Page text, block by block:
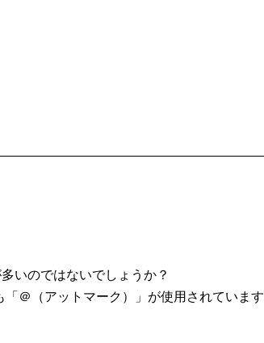
いのではないでしょうか？
＠（アットマーク）」が使用されています